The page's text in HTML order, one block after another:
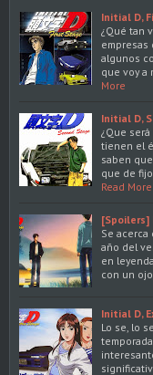
Initial D,
¿Qué tan
empresas
algunos
que voy a
More
Initial D,
¿Que
tienen el
saben
que de
Read More
[Spoilers]
Se
año del
en
con un
Initial D,
Lo se, lo